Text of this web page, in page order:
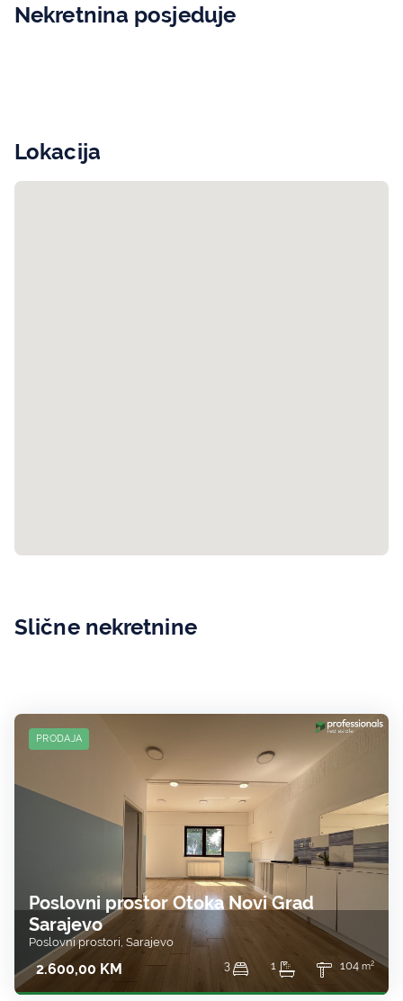
Nekretnina posjeduje
Lokacija
Slične nekretnine
PRODAJA
Poslovni prostor Otoka Novi Grad
Sarajevo
Poslovni prostori, Sarajevo
2.600,00 KM 3 1 104 m2